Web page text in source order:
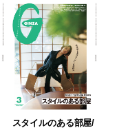
スタイルのある部屋/